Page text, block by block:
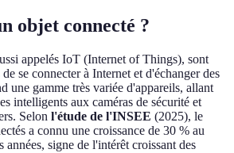
objet connecté ?
appelés IoT (Internet of Things), sont
se connecter à Internet et d'échanger des
une gamme très variée d'appareils, allant
intelligents aux caméras de sécurité et
Selon l'étude de l'INSEE (2025), le
a connu une croissance de 30 % au
années, signe de l'intérêt croissant des